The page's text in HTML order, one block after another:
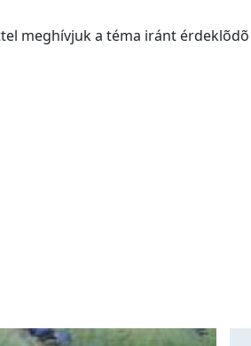
meghívjuk a téma iránt